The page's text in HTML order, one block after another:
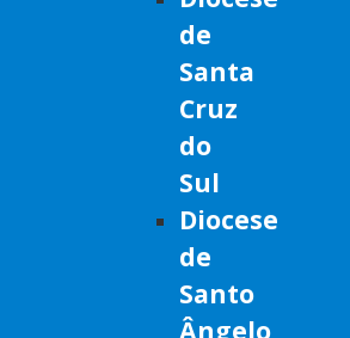
de
Santa
Cruz
do
Sul
Diocese
de
Santo
Ângelo